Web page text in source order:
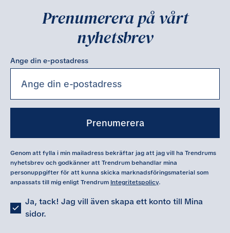
Prenumerera på vårt
nyhetsbrev
Ange din e-postadress
Prenumerera
Genom att fylla i min mailadress bekräftar jag att jag vill ha Trendrums
nyhetsbrev och godkänner att Trendrum behandlar mina
personuppgifter för att kunna skicka marknadsföringsmaterial som
anpassats till mig enligt Trendrum Integritetspolicy.
Ja, tack! Jag vill även skapa ett konto till Mina
sidor.